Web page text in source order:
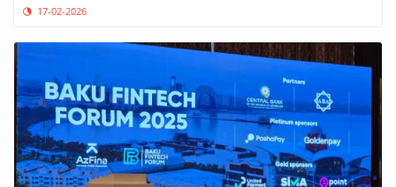
17-02-2026